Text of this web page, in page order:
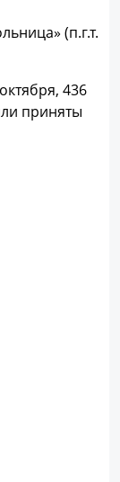
(п.г.т.
436
приняты